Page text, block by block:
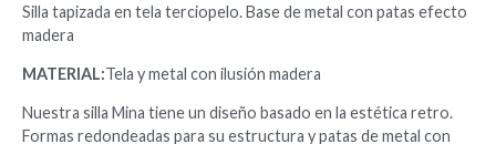
Silla tapizada en tela terciopelo. Base de metal con patas efecto
madera
MATERIAL:Tela y metal con ilusión madera
Nuestra silla Mina tiene un diseño basado en la estética retro.
Formas redondeadas para su estructura y patas de metal con